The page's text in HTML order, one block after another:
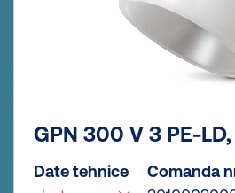
GPN 300 V 3 PE-
Date tehnice
Comanda